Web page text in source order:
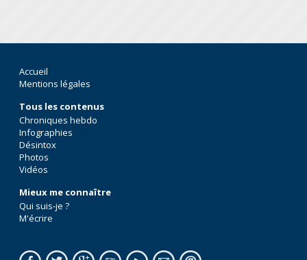
Accueil
Mentions légales
Tous les contenus
Chroniques hebdo
Infographies
Désintox
Photos
Vidéos
Mieux me connaître
Qui suis-je ?
M'écrire